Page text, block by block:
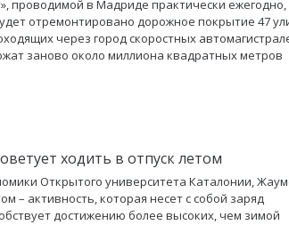
проводимой в Мадриде практически ежегодно,
отремонтировано дорожное покрытие 47
через город скоростных
заново около миллиона квадратных метров
ходить в отпуск летом
Открытого университета Каталонии,
– активность, которая несет с собой заряд
достижению более высоких, чем зимой